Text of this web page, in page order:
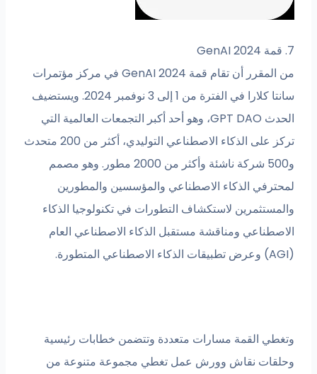
7. قمة GenAI 2024
من المقرر أن تقام قمة GenAI 2024 في مركز مؤتمرات
سانتا كلارا في الفترة من 1 إلى 3 نوفمبر 2024. ويستضيف
الحدث GPT DAO، وهو أحد أكبر التجمعات العالمية التي
تركز على الذكاء الاصطناعي التوليدي، أكثر من 200 متحدث
و500 شركة ناشئة وأكثر من 2000 مطور. وهو مصمم
لمحترفي الذكاء الاصطناعي والمؤسسين والمطورين
والمستثمرين لاستكشاف التطورات في تكنولوجيا الذكاء
الاصطناعي ومناقشة مستقبل الذكاء الاصطناعي العام
(AGI) وعرض تطبيقات الذكاء الاصطناعي المتطورة.
وتغطي القمة مسارات متعددة وتتضمن خطابات رئيسية
وحلقات نقاش وورش عمل تغطي مجموعة متنوعة من